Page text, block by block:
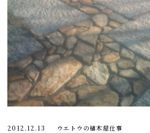
2012.12.13 ウエトウの植木屋仕事